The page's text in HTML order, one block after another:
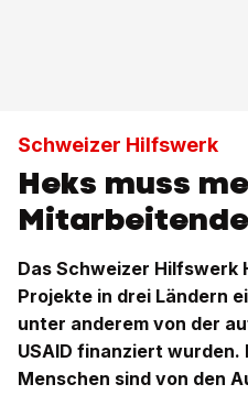
Schweizer Hilfswerk
Heks muss
Das Schweizer Hilfswerk
Projekte in drei Ländern
unter anderem von der
USAID finanziert
Menschen sind von den